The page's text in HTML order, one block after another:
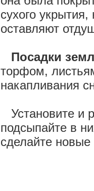
сухого
оставляют
Посадки
торфом,
накапливания
Установите и
подсыпайте в
сделайте